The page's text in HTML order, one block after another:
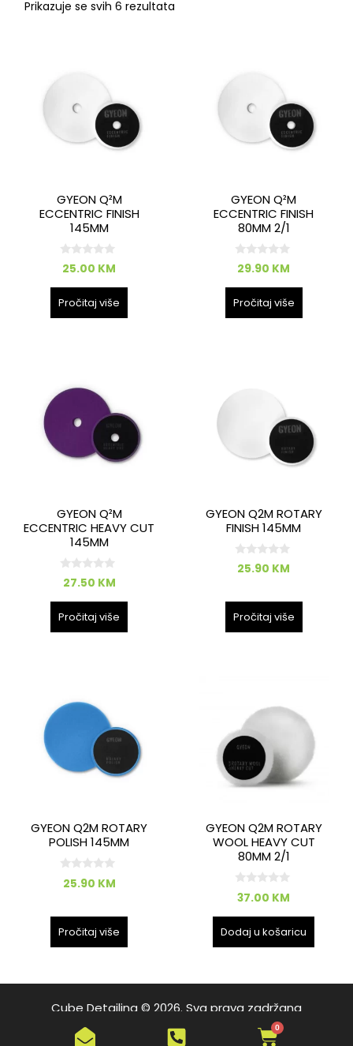
Prikazuje se svih 6 rezultata
GYEON Q²M
ECCENTRIC FINISH
145MM
0
o25.00 KM
Pročitaj više
GYEON Q²M
ECCENTRIC FINISH
80MM 2/1
0
o29.90 KM
Pročitaj više
GYEON Q²M
ECCENTRIC HEAVY CUT
145MM
0
o27.50 KM
Pročitaj više
GYEON Q2M ROTARY
FINISH 145MM
0
o25.90 KM
Pročitaj više
GYEON Q2M ROTARY
POLISH 145MM
0
o25.90 KM
Pročitaj više
GYEON Q2M ROTARY
WOOL HEAVY CUT
80MM 2/1
0
o37.00 KM
Dodaj u košaricu
Cube Detailing © 2026. Sva prava zadržana
0
0.00 KM